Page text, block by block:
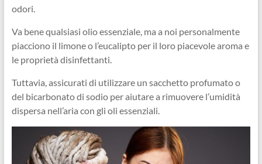
odori.
Va bene qualsiasi olio essenziale, ma a noi personalmente
piacciono il limone o l’eucalipto per il loro piacevole aroma e
le proprietà disinfettanti.
Tuttavia, assicurati di utilizzare un sacchetto profumato o
del bicarbonato di sodio per aiutare a rimuovere l’umidità
dispersa nell’aria con gli oli essenziali.